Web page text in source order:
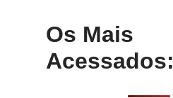
Os Mais
Acessados: